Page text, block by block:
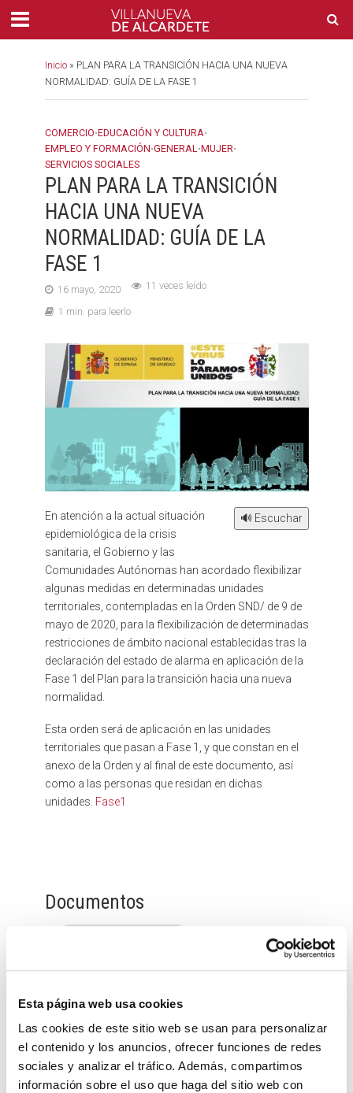
Esta página web usa cookies
Las cookies de este sitio web se usan para personalizar
el contenido y los anuncios, ofrecer funciones de redes
sociales y analizar el tráfico. Además, compartimos
información sobre el uso que haga del sitio web con
Inicio» PLAN PARA LA TRANSICIÓN HACIA UNA NUEVA
NORMALIDAD: GUÍA DE LA FASE 1
COMERCIO•EDUCACIÓN Y CULTURA•
EMPLEO Y FORMACIÓN•GENERAL•MUJER•
SERVICIOS SOCIALES
PLAN PARA LA TRANSICIÓN
HACIA UNA NUEVA
NORMALIDAD: GUÍA DE LA
FASE 1
16 mayo, 2020 11 veces leído
1 min. para leerlo
🔊 Escuchar
En atención a la actual situación
epidemiológica de la crisis
sanitaria, el Gobierno y las
Comunidades Autónomas han acordado flexibilizar
algunas medidas en determinadas unidades
territoriales, contempladas en la Orden SND/ de 9 de
mayo de 2020, para la flexibilización de determinadas
restricciones de ámbito nacional establecidas tras la
declaración del estado de alarma en aplicación de la
Fase 1 del Plan para la transición hacia una nueva
normalidad.
Esta orden será de aplicación en las unidades
territoriales que pasan a Fase 1, y que constan en el
anexo de la Orden y al final de este documento, así
como a las personas que residan en dichas
unidades. Fase1
Documentos
Quizás te interese